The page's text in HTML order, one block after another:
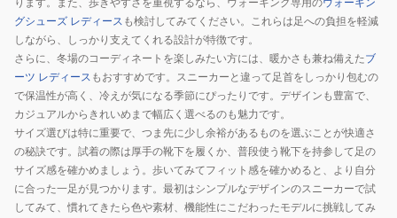
グシューズ レディース も検討してみてください。これらは足への負担を軽減
しながら、しっかり支えてくれる設計が特徴です。
さらに、冬場のコーディネートを楽しみたい方には、暖かさも兼ね備えたブ
ーツ レディース もおすすめです。スニーカーと違って足首をしっかり包むの
で保温性が高く、冷えが気になる季節にぴったりです。デザインも豊富で、
カジュアルからきれいめまで幅広く選べるのも魅力です。
サイズ選びは特に重要で、つま先に少し余裕があるものを選ぶことが快適さ
の秘訣です。試着の際は厚手の靴下を履くか、普段使う靴下を持参して足の
サイズ感を確かめましょう。歩いてみてフィット感を確かめると、より自分
に合った一足が見つかります。最初はシンプルなデザインのスニーカーで試
してみて、慣れてきたら色や素材、機能性にこだわったモデルに挑戦してみ